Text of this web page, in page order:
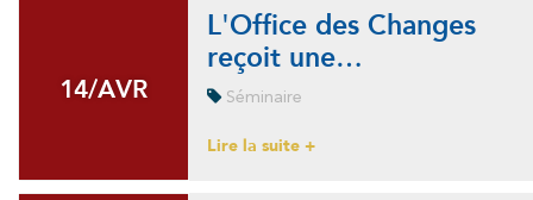
14/AVR
14/AVR
L'Office des Changes
reçoit une…
Séminaire
Lire la suite +